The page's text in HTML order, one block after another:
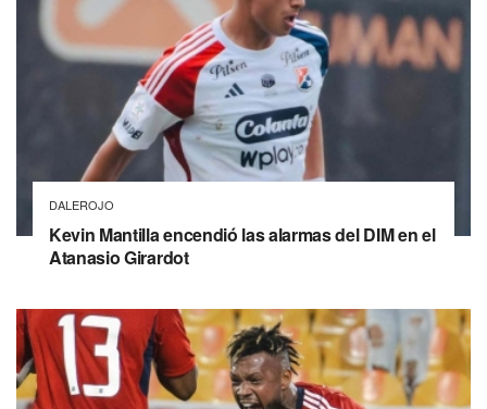
DALEROJO
Kevin Mantilla encendió las alarmas del DIM en el
Atanasio Girardot